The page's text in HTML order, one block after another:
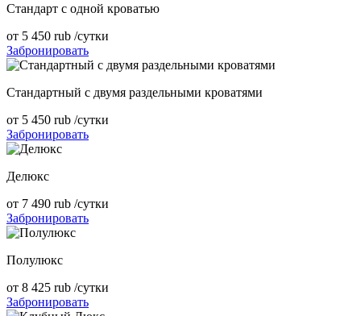
Стандарт с одной кроватью
от 5 450 rub /сутки
Забронировать
Стандартный с двумя раздельными кроватями
от 5 450 rub /сутки
Забронировать
Делюкс
от 7 490 rub /сутки
Забронировать
Полулюкс
от 8 425 rub /сутки
Забронировать